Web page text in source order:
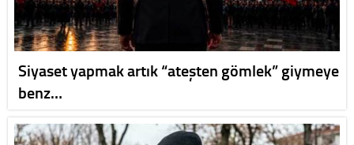
Siyaset yapmak artık “ateşten gömlek” giymeye
benz…